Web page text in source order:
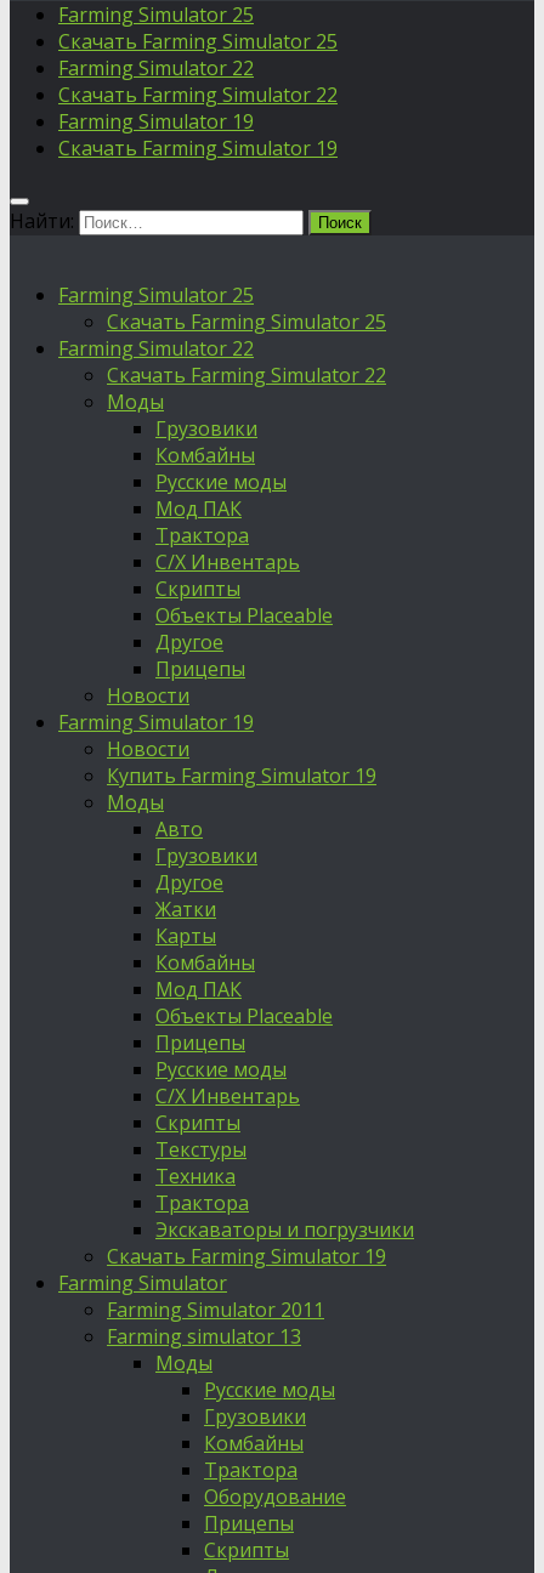
Farming Simulator 25
Скачать Farming Simulator 25
Farming Simulator 22
Скачать Farming Simulator 22
Farming Simulator 19
Скачать Farming Simulator 19
Найти:
Farming Simulator 25
Скачать Farming Simulator 25
Farming Simulator 22
Скачать Farming Simulator 22
Моды
Грузовики
Комбайны
Русские моды
Мод ПАК
Трактора
С/Х Инвентарь
Скрипты
Объекты Placeable
Другое
Прицепы
Новости
Farming Simulator 19
Новости
Купить Farming Simulator 19
Моды
Авто
Грузовики
Другое
Жатки
Карты
Комбайны
Мод ПАК
Объекты Placeable
Прицепы
Русские моды
С/Х Инвентарь
Скрипты
Текстуры
Техника
Трактора
Экскаваторы и погрузчики
Скачать Farming Simulator 19
Farming Simulator
Farming Simulator 2011
Farming simulator 13
Моды
Русские моды
Грузовики
Комбайны
Трактора
Оборудование
Прицепы
Скрипты